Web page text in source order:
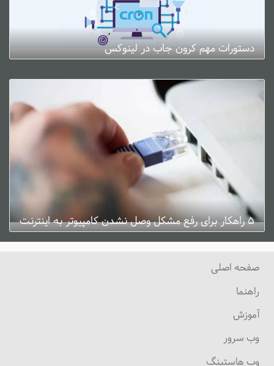
دستورات مهم کرون جاب در لینوکس
۵ راهکار برای رفع مشکل وصل نشدن کامپیوتر به اینترنت
صفحه اصلی
راهنما
آموزش
وب سرور
وب هاستینگ